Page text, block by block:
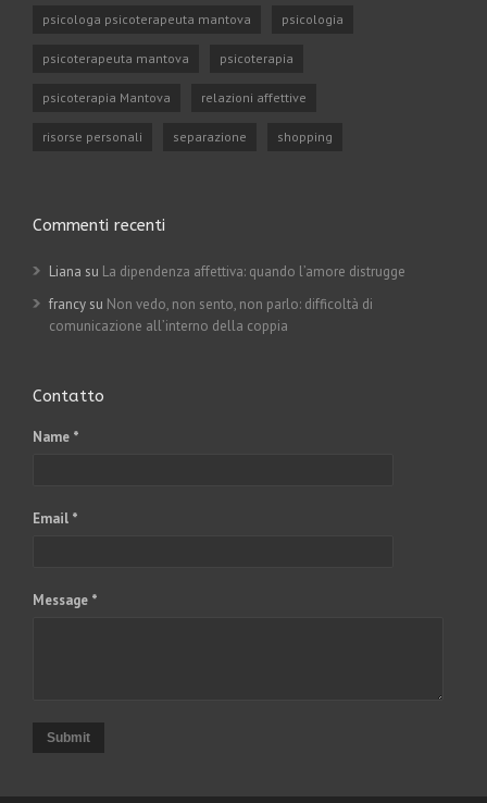
psicologa psicoterapeuta mantova psicologia
psicoterapeuta mantova psicoterapia
psicoterapia Mantova relazioni affettive
risorse personali separazione shopping
Commenti recenti
Liana su La dipendenza affettiva: quando l’amore distrugge
francy su Non vedo, non sento, non parlo: difficoltà di
comunicazione all’interno della coppia
Contatto
Name *
Email *
Message *
Submit